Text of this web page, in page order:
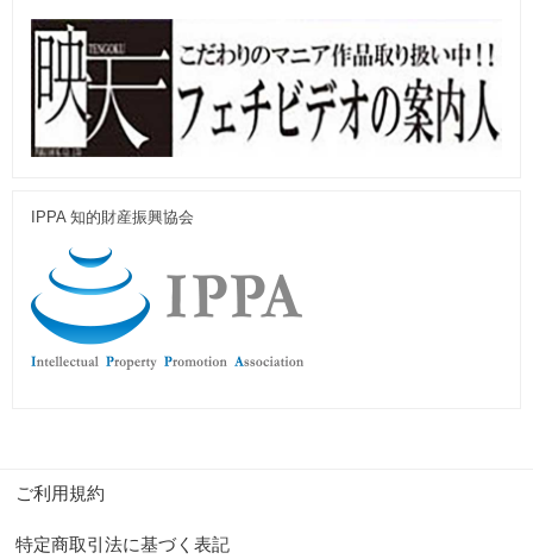
IPPA 知的財産振興協会
ご利用規約
特定商取引法に基づく表記